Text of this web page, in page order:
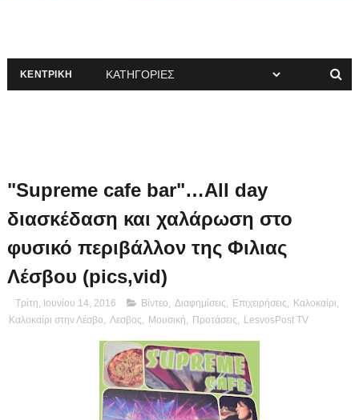
ΚΕΝΤΡΙΚΗ
"Supreme cafe bar"…All day
διασκέδαση και χαλάρωση στο
φυσικό περιβάλλον της Φιλιας
Λέσβου (pics,vid)
Τρίτη, Ιουνίου 14, 2016 Βίντεο Διαφημίσεις Επιχειρήσεις Καλοκαίρι
Καλοκαίρι στην Λέσβο
Λεσβος Μουσική Προτάσεις LesvosPost TV